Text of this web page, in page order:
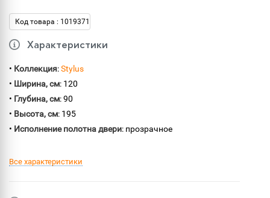
Код товара : 1019371
Характеристики
• Коллекция:Stylus
• Ширина, см: 120
• Глубина, см: 90
• Высота, см: 195
• Исполнение полотна двери: прозрачное
Все характеристики